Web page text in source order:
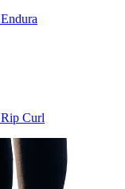
Endura
Rip Curl